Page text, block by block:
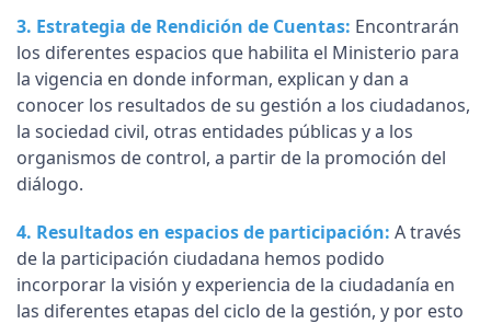
3. Estrategia de Rendición de Cuentas: Encontrarán
los diferentes espacios que habilita el Ministerio para
la vigencia en donde informan, explican y dan a
conocer los resultados de su gestión a los ciudadanos,
la sociedad civil, otras entidades públicas y a los
organismos de control, a partir de la promoción del
diálogo.
4. Resultados en espacios de participación: A través
de la participación ciudadana hemos podido
incorporar la visión y experiencia de la ciudadanía en
las diferentes etapas del ciclo de la gestión, y por esto